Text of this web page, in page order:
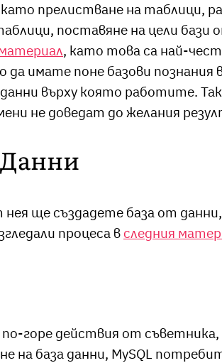
прелистване на таблици,
поставяне на цели бази
, като това са най-
имате поне базови познания
върху която работите.
не доведат до желания
Данни
ще създадете база от
процеса в следния
горе действия от съветника,
на база данни, MySQL